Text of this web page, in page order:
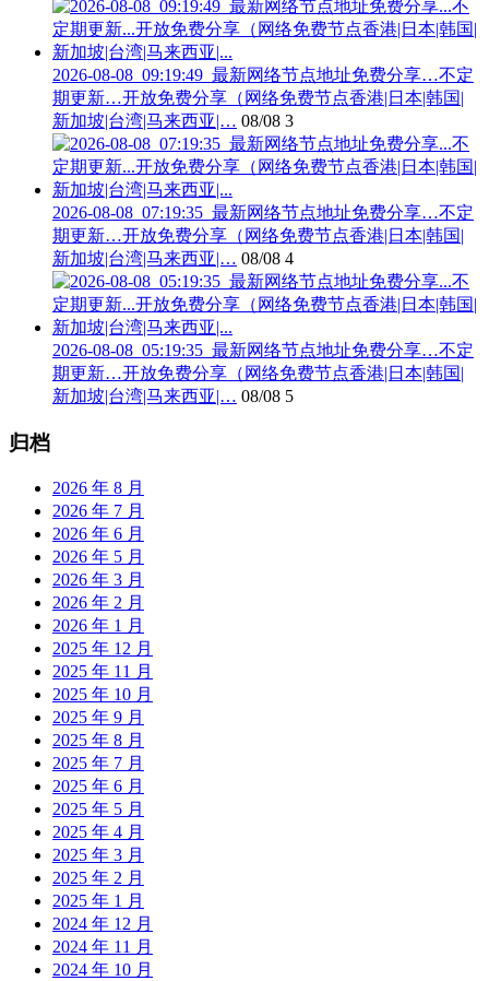
2026-08-08_09:19:49_最新网络节点地址免费分享…不定
期更新…开放免费分享（网络免费节点香港|日本|韩国|
新加坡|台湾|马来西亚|… 08/08 3
2026-08-08_07:19:35_最新网络节点地址免费分享…不定
期更新…开放免费分享（网络免费节点香港|日本|韩国|
新加坡|台湾|马来西亚|… 08/08 4
2026-08-08_05:19:35_最新网络节点地址免费分享…不定
期更新…开放免费分享（网络免费节点香港|日本|韩国|
新加坡|台湾|马来西亚|… 08/08 5
归档
2026 年 8 月
2026 年 7 月
2026 年 6 月
2026 年 5 月
2026 年 3 月
2026 年 2 月
2026 年 1 月
2025 年 12 月
2025 年 11 月
2025 年 10 月
2025 年 9 月
2025 年 8 月
2025 年 7 月
2025 年 6 月
2025 年 5 月
2025 年 4 月
2025 年 3 月
2025 年 2 月
2025 年 1 月
2024 年 12 月
2024 年 11 月
2024 年 10 月